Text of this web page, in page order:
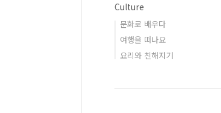
Culture
문화로 배우다
여행을 떠나요
요리와 친해지기